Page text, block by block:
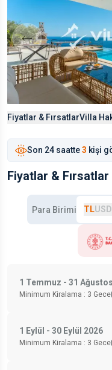
Fiyatlar & FırsatlarVilla
Son 24 saatte3 kişi
Fiyatlar & Fırsatlar
Para Birimi TLUSD
1 Temmuz - 31
Minimum Kiralama : 3 Gece
1 Eylül - 30 Eylül 2026
Minimum Kiralama : 3 Gece